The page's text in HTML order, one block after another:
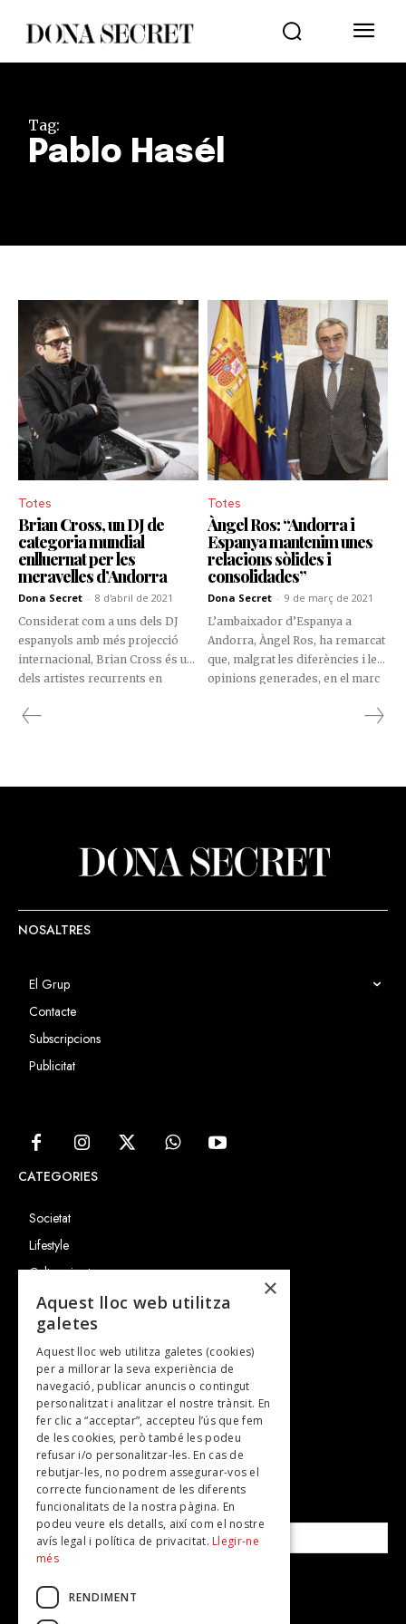
Tag:
Pablo Hasél
Totes
Brian Cross, un DJ de
categoria mundial
enlluernat per les
meravelles d’Andorra
Dona Secret - 8 d'abril de 2021
Considerat com a uns dels DJ
espanyols amb més projecció
internacional, Brian Cross és un
dels artistes recurrents en
Tomorrowland i el Barcelona
Totes
Àngel Ros: “Andorra i
Espanya mantenim unes
relacions sòlides i
consolidades”
Dona Secret - 9 de març de 2021
L’ambaixador d’Espanya a
Andorra, Àngel Ros, ha remarcat
que, malgrat les diferències i les
opinions generades, en el marc
NOSALTRES
El Grup
Contacte
Subscripcions
Publicitat
CATEGORIES
Societat
Lifestyle
Cultura i art
Entrevistes
Gastronomia
TV
Plans per fer
Revistes
SUBSCRIU-TE A LA NOSTRA NEWSLETTER!
Correu electrònic*
Accepto lapolítica de privacitat
×
Aquest lloc web utilitza
galetes
Aquest lloc web utilitza galetes (cookies)
per a millorar la seva experiència de
navegació, publicar anuncis o contingut
personalitzat i analitzar el nostre trànsit. En
fer clic a “acceptar”, accepteu l’ús que fem
de les cookies, però també les podeu
refusar i/o personalitzar-les. En cas de
rebutjar-les, no podrem assegurar-vos el
correcte funcionament de les diferents
funcionalitats de la nostra pàgina. En
podeu veure els detalls, així com el nostre
avís legal i política de privacitat. Llegir-ne
més
RENDIMENT